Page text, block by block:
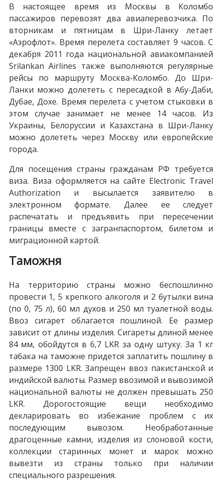
В настоящее время из Москвы в Коломбо
пассажиров перевозят два авиаперевозчика. По
вторникам и пятницам в Шри-Ланку летает
«Аэрофлот». Время перелета составляет 9 часов. С
декабря 2011 года национальной авиакомпанией
Srilankan Airlines также выполняются регулярные
рейсы по маршруту Москва-Коломбо. До Шри-
Ланки можно долететь с пересадкой в Абу-Даби,
Дубае, Дохе. Время перелета с учетом стыковки в
этом случае занимает не менее 14 часов. Из
Украины, Белоруссии и Казахстана в Шри-Ланку
можно долететь через Москву или европейские
города.
Для посещения страны гражданам РФ требуется
виза. Виза оформляется на сайте Electronic Travel
Authorization и высылается заявителю в
электронном формате. Далее ее следует
распечатать и предъявить при пересечении
границы вместе с загранпаспортом, билетом и
миграционной картой.
Таможня
На территорию страны можно беспошлинно
провести 1, 5 крепкого алкоголя и 2 бутылки вина
(по 0, 75 л), 60 мл духов и 250 мл туалетной воды.
Ввоз сигарет облагается пошлиной. Ее размер
зависит от длины изделия. Сигареты длиной менее
84 мм, обойдутся в 6,7 LKR за одну штуку. За 1 кг
табака на таможне придется заплатить пошлину в
размере 1300 LKR. Запрещен ввоз пакистанской и
индийской валюты. Размер ввозимой и вывозимой
национальной валюты не должен превышать 250
LKR. Дорогостоящие вещи необходимо
декларировать во избежание проблем с их
последующим вывозом. Необработанные
драгоценные камни, изделия из слоновой кости,
коллекции старинных монет и марок можно
вывезти из страны только при наличии
специального разрешения.